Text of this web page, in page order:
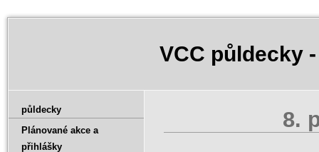
VCC půldecky
8.
půldecky
Plánované akce a
přihlášky